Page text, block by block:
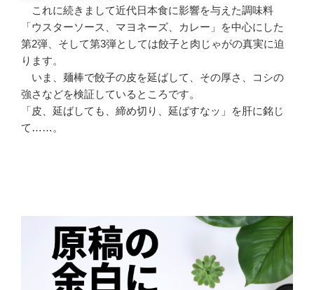
これに続きまして近代日本食に影響を与えた調味料
「ウスターソース、マヨネーズ、カレー」を中心にした
第2弾、そして第3弾としては餃子と肉じゃがの真実に迫
ります。
いま、麺棒で餃子の皮を延ばして、その厚さ、コシの
強さなどを検証しているところです。
「皮、延ばしても、締め切り、延ばすなッ」を肝に銘じ
て……。